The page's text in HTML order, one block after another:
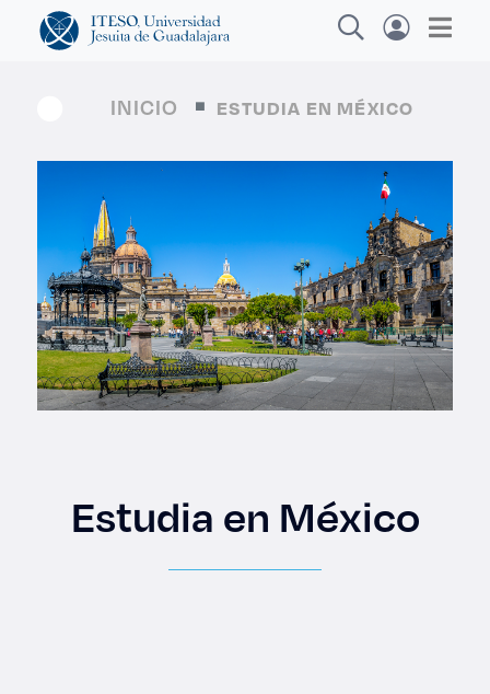
Explora sitios web, programas académicos,
Egres|
Enlaces de interés
INICIO ESTUDIA EN MÉXICO
Estudia en México